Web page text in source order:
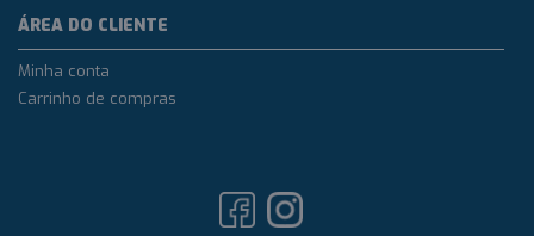
ÁREA DO CLIENTE
Minha conta
Carrinho de compras